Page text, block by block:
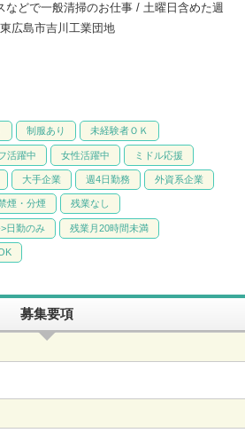
などで一般清掃のお仕事 / 土曜日含めた週
広島市吉川工業団地
制服あり 未経験者ＯＫ
活躍中 女性活躍中 ミドル応援
大手企業 週4日勤務 外資系企業
煙・分煙 残業なし
日勤のみ 残業月20時間未満
募集要項